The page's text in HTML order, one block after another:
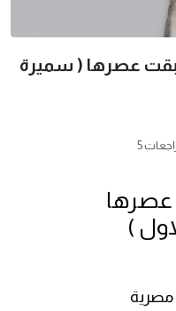
عصرها ( سميرة
عصرها
)